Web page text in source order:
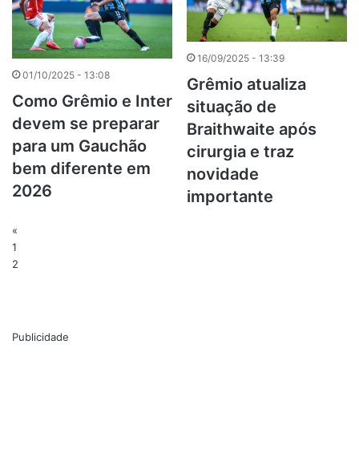
01/10/2025 - 13:08
Como Grêmio e Inter
devem se preparar
para um Gauchão
bem diferente em
2026
16/09/2025 - 13:39
Grêmio atualiza
situação de
Braithwaite após
cirurgia e traz
novidade
importante
«
1
2
Publicidade